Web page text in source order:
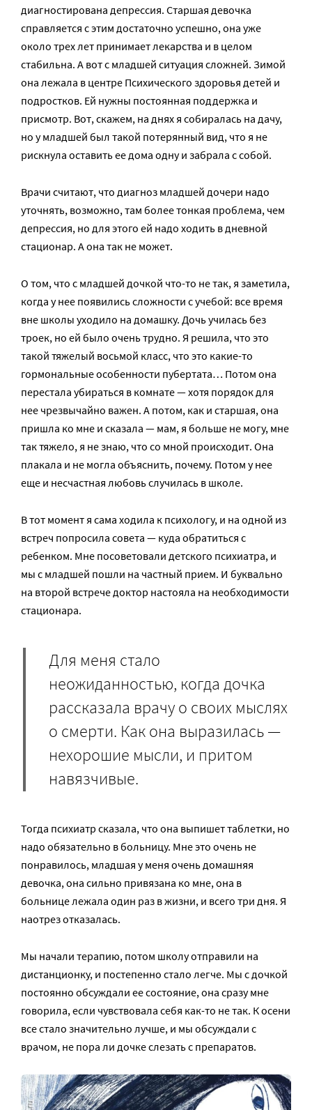
диагностирована депрессия. Старшая девочка
справляется с этим достаточно успешно, она уже
около трех лет принимает лекарства и в целом
стабильна. А вот с младшей ситуация сложней. Зимой
она лежала в центре Психического здоровья детей и
подростков. Ей нужны постоянная поддержка и
присмотр. Вот, скажем, на днях я собиралась на дачу,
но у младшей был такой потерянный вид, что я не
рискнула оставить ее дома одну и забрала с собой.
Врачи считают, что диагноз младшей дочери надо
уточнять, возможно, там более тонкая проблема, чем
депрессия, но для этого ей надо ходить в дневной
стационар. А она так не может.
О том, что с младшей дочкой что-то не так, я заметила,
когда у нее появились сложности с учебой: все время
вне школы уходило на домашку. Дочь училась без
троек, но ей было очень трудно. Я решила, что это
такой тяжелый восьмой класс, что это какие-то
гормональные особенности пубертата… Потом она
перестала убираться в комнате — хотя порядок для
нее чрезвычайно важен. А потом, как и старшая, она
пришла ко мне и сказала — мам, я больше не могу, мне
так тяжело, я не знаю, что со мной происходит. Она
плакала и не могла объяснить, почему. Потом у нее
еще и несчастная любовь случилась в школе.
В тот момент я сама ходила к психологу, и на одной из
встреч попросила совета — куда обратиться с
ребенком. Мне посоветовали детского психиатра, и
мы с младшей пошли на частный прием. И буквально
на второй встрече доктор настояла на необходимости
стационара.
Для меня стало
неожиданностью, когда дочка
рассказала врачу о своих мыслях
о смерти. Как она выразилась —
нехорошие мысли, и притом
навязчивые.
Тогда психиатр сказала, что она выпишет таблетки, но
надо обязательно в больницу. Мне это очень не
понравилось, младшая у меня очень домашняя
девочка, она сильно привязана ко мне, она в
больнице лежала один раз в жизни, и всего три дня. Я
наотрез отказалась.
Мы начали терапию, потом школу отправили на
дистанционку, и постепенно стало легче. Мы с дочкой
постоянно обсуждали ее состояние, она сразу мне
говорила, если чувствовала себя как-то не так. К осени
все стало значительно лучше, и мы обсуждали с
врачом, не пора ли дочке слезать с препаратов.